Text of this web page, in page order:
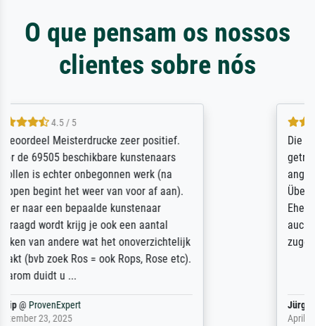
O que pensam os nossos
clientes sobre nós
Die Zufriedenheit ist auch nicht dadurch
getrübt, dass das Bild entgegen einer
angegebenen Lieferanschrift (sollte eine
Überraschung für die normannische
Ehefrau sein zum Hochzeits- gleichzeitig
auch Geburtstag sein) doch nach zu Hause
zugestellt wurde.
Jürgen
April 22, 2026